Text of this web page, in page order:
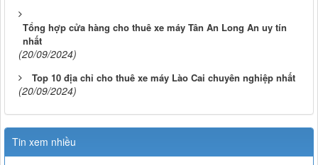
Tổng hợp cửa hàng cho thuê xe máy Tân An Long An uy tín
nhất
(20/09/2024)
Top 10 địa chỉ cho thuê xe máy Lào Cai chuyên nghiệp nhất
(20/09/2024)
Tin xem nhiều